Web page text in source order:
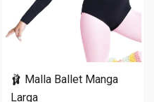
🩰 Malla Ballet Manga
Larga